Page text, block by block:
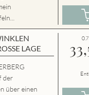
LAGE
der
über einen